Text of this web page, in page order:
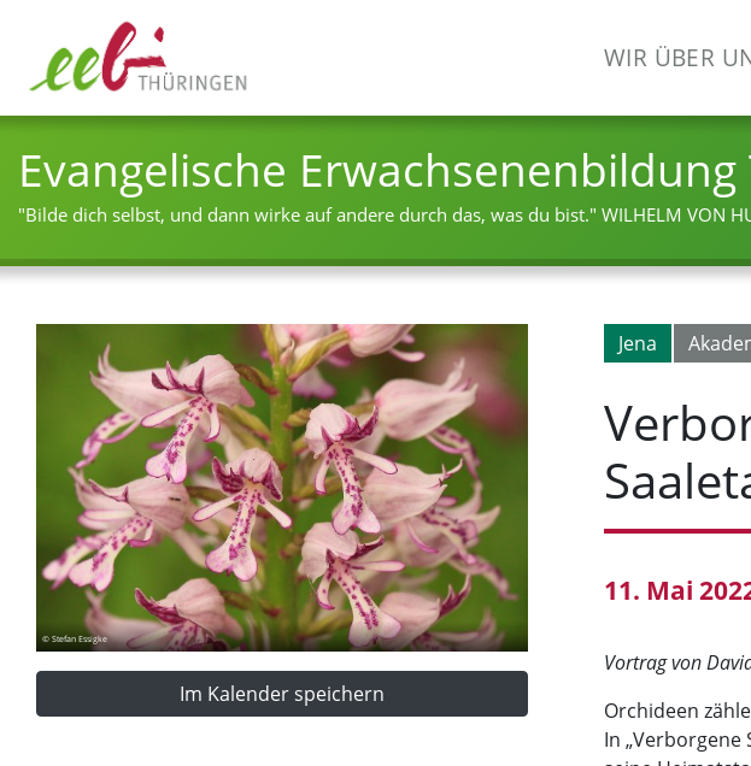
WIR ÜBER
Evangelische
"Bilde dich selbst, und dann wirke auf andere durch das, was du bist." WILHELM VON
Jena
11. Mai
Vortrag von
Orchideen
In „Verborgene
© Stefan Essigke
Im Kalender speichern